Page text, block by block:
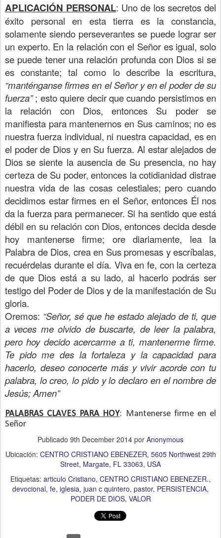
APLICACIÓN PERSONAL: Uno de los secretos del
éxito personal en esta tierra es la constancia,
solamente siendo perseverantes se puede lograr ser
un experto. En la relación con el Señor es igual, solo
se puede tener una relación profunda con Dios si se
es constante; tal como lo describe la escritura,
“manténganse firmes en el Señor y en el poder de su
fuerza”; esto quiere decir que cuando persistimos en
la relación con Dios, entonces Su poder se
manifiesta para mantenernos en Sus caminos; no es
nuestra fuerza individual, ni nuestra capacidad, es en
el poder de Dios y en Su fuerza. Al estar alejados de
Dios se siente la ausencia de Su presencia, no hay
certeza de Su poder, entonces la cotidianidad distrae
nuestra vida de las cosas celestiales; pero cuando
decidimos estar firmes en el Señor, entonces Él nos
da la fuerza para permanecer. Si ha sentido que está
débil en su relación con Dios, entonces decida desde
hoy mantenerse firme; ore diariamente, lea la
Palabra de Dios, crea en Sus promesas y escríbalas,
recuérdelas durante el día. Viva en fe, con la certeza
de que Dios está a su lado, al hacerlo podrás ser
testigo del Poder de Dios y de la manifestación de Su
gloria.
Oremos: “Señor, sé que he estado alejado de ti, que
a veces me olvido de buscarte, de leer la palabra,
pero hoy decido acercarme a ti, mantenerme firme.
Te pido me des la fortaleza y la capacidad para
hacerlo, deseo conocerte más y vivir acorde con tu
palabra, lo creo, lo pido y lo declaro en el nombre de
Jesús; Amen”
PALABRAS CLAVES PARA HOY: Mantenerse firme en el
Señor
Publicado 9th December 2014 por Anonymous
Ubicación: CENTRO CRISTIANO EBENEZER, 5605 Northwest 29th
Street, Margate, FL 33063, USA
Etiquetas: articulo Cristiano CENTRO CRISTIANO EBENEZER.
devocional fe iglesia juan c quintero pastor PERSISTENCIA
PODER DE DIOS VALOR